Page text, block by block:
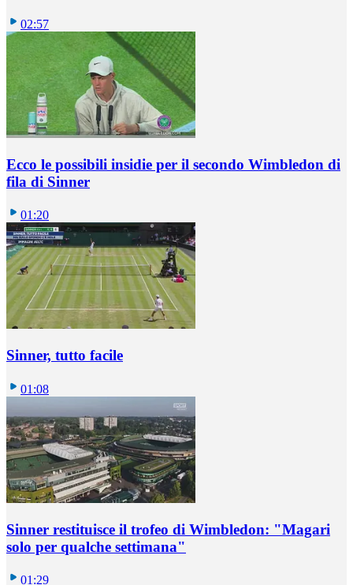
02:57
Ecco le possibili insidie per il secondo Wimbledon di
fila di Sinner
01:20
Sinner, tutto facile
01:08
Sinner restituisce il trofeo di Wimbledon: "Magari
solo per qualche settimana"
01:29